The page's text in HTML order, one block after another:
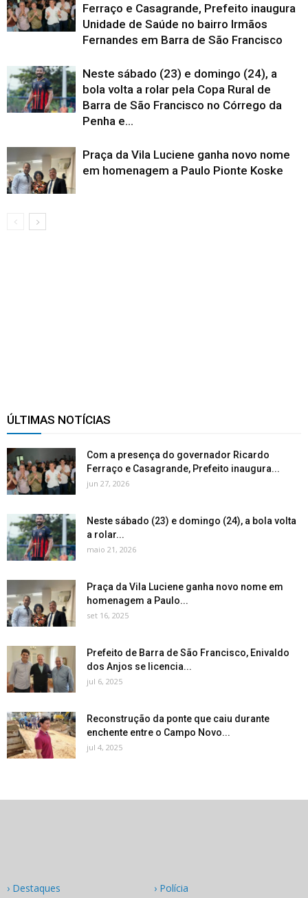
Ferraço e Casagrande, Prefeito inaugura
Unidade de Saúde no bairro Irmãos
Fernandes em Barra de São Francisco
Neste sábado (23) e domingo (24), a
bola volta a rolar pela Copa Rural de
Barra de São Francisco no Córrego da
Penha e...
Praça da Vila Luciene ganha novo nome
em homenagem a Paulo Pionte Koske
ÚLTIMAS NOTÍCIAS
Com a presença do governador Ricardo
Ferraço e Casagrande, Prefeito inaugura...
jun 27, 2026
Neste sábado (23) e domingo (24), a bola volta
a rolar...
maio 21, 2026
Praça da Vila Luciene ganha novo nome em
homenagem a Paulo...
set 16, 2025
Prefeito de Barra de São Francisco, Enivaldo
dos Anjos se licencia...
jul 6, 2025
Reconstrução da ponte que caiu durante
enchente entre o Campo Novo...
jul 4, 2025
› Destaques › Polícia